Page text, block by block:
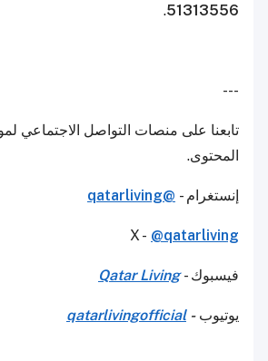
51313556
.
---
تابعنا على منصات التواصل الاجتماعي
المحتوى.
إنستغرام - @qatarliving
X - @qatarliving
فيسبوك -Qatar Living
يوتيوب-
qatarlivingofficial